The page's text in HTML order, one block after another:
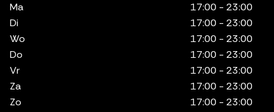
Ma
17:00 - 23:00
Di
17:00 - 23:00
Wo
17:00 - 23:00
Do
17:00 - 23:00
Vr
17:00 - 23:00
Za
17:00 - 23:00
Zo
17:00 - 23:00